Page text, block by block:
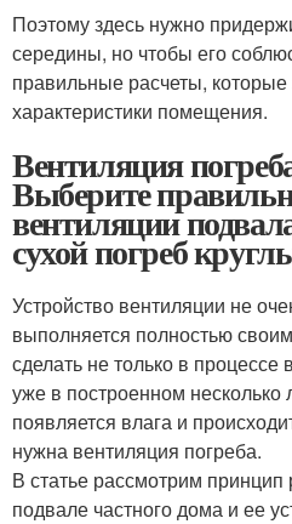
Поэтому здесь нужно
середины, но чтобы его
правильные расчеты, которые
характеристики помещения.
Вентиляция
Выберите
вентиляции
сухой погреб
Устройство вентиляции не
выполняется полностью
сделать не только в процессе
уже в построенном несколько
появляется влага и
нужна вентиляция погреба.
В статье рассмотрим
подвале частного дома и ее